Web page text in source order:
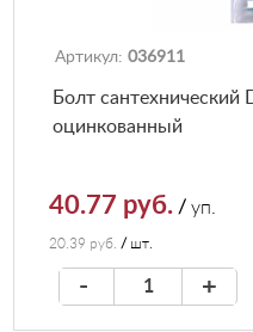
Артикул: 036911
Болт
оцинкованный
40.77 руб. /уп.
20.39 руб. / шт.
- +